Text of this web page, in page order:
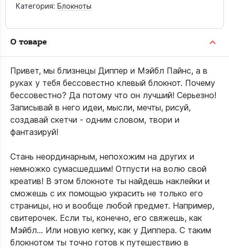
Категория: Блокноты
О товаре
Привет, мы близнецы Диппер и Мэйбл Пайнс, а в
руках у тебя бессовестно клевый блокнот. Почему
бессовестно? Да потому что он лучший! Серьезно!
Записывай в него идеи, мысли, мечты, рисуй,
создавай скетчи - одним словом, твори и
фантазируй!
Стань неординарным, непохожим на других и
немножко сумасшедшим! Отпусти на волю свой
креатив! В этом блокноте ты найдешь наклейки и
сможешь с их помощью украсить не только его
страницы, но и вообще любой предмет. Например,
свитерочек. Если ты, конечно, его свяжешь, как
Мэйбл... Или новую кепку, как у Диппера. С таким
блокнотом ты точно готов к путешествию в